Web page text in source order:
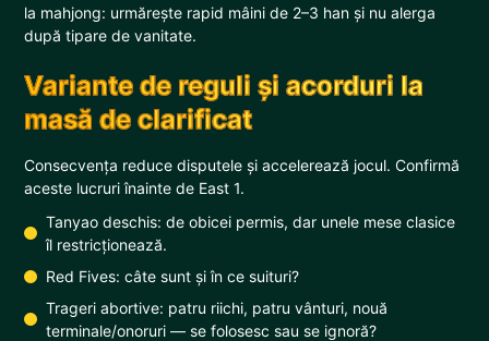
la mahjong: urmărește rapid mâini de 2–3 han și nu alerga
după tipare de vanitate.
Variante de reguli și acorduri la
masă de clarificat
Consecvența reduce disputele și accelerează jocul. Confirmă
aceste lucruri înainte de East 1.
Tanyao deschis: de obicei permis, dar unele mese clasice
îl restricționează.
Red Fives: câte sunt și în ce suituri?
Trageri abortive: patru riichi, patru vânturi, nouă
terminale/onoruri — se folosesc sau se ignoră?